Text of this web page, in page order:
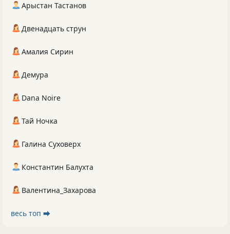
Арыстан Тастанов
Двенадцать струн
Амалия Сирин
Демура
Dana Noire
Тай Ночка
Галина Суховерх
Константин Балухта
Валентина_Захарова
весь топ ⮕